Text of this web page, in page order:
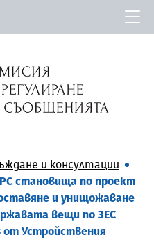
и консултации
становища по проект
и унищожаване
вещи по ЗЕС
от Устройствения